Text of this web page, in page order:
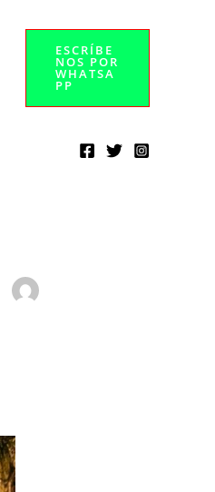
ESCRÍBE
NOS POR
WHATSA
PP